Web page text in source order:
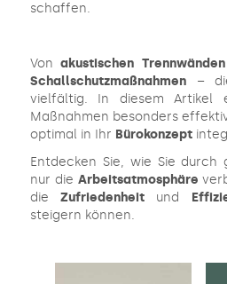
schaffen.
Vonakustischen Trennwänden
Schallschutzmaßnahmen– die
vielfältig. In diesem Artikel
Maßnahmen besonders
optimal in Ihr Bürokonzept
Entdecken Sie, wie Sie
nur die Arbeitsatmosphäre
die Zufriedenheitund
steigern können.